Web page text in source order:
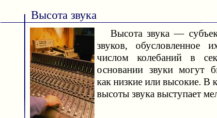
Высота звука
Высота звука —
звуков, обусловленное
числом колебаний в
основании звуки могут
как низкие или высокие. В
высоты звука выступает